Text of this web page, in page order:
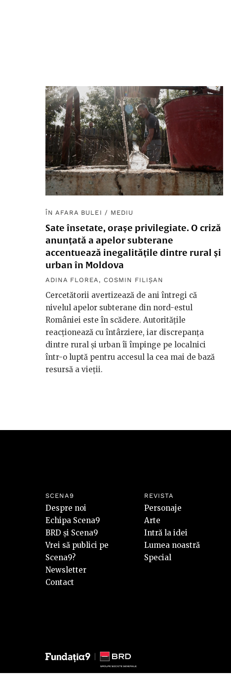
ÎN AFARA BULEI / MEDIU
Sate însetate, orașe privilegiate. O criză
anunțată a apelor subterane
accentuează inegalitățile dintre rural și
urban în Moldova
ADINA FLOREA , COSMIN FILIȘAN
Cercetătorii avertizează de ani întregi că
nivelul apelor subterane din nord-estul
României este în scădere. Autoritățile
reacționează cu întârziere, iar discrepanța
dintre rural și urban îi împinge pe localnici
într-o luptă pentru accesul la cea mai de bază
resursă a vieții.
SCENA9
Despre noi
Echipa Scena9
BRD și Scena9
Vrei să publici pe
Scena9?
Newsletter
Contact
REVISTA
Personaje
Arte
Intră la idei
Lumea noastră
Special